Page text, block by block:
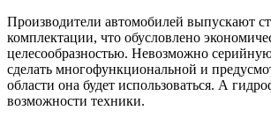
Производители автомобилей выпускают
комплектации, что обусловлено
целесообразностью. Невозможно
сделать многофункциональной и
области она будет использоваться. А
возможности техники.